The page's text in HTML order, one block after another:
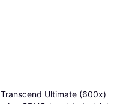
Transcend Ultimate (600x)